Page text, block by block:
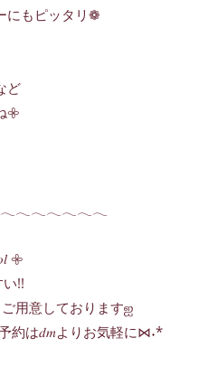
にもピッタリ❁
ど
𖧷
𖧷
!!
ご用意しておりますஐ
予約は𝑑𝑚よりお気軽に⋈˖*